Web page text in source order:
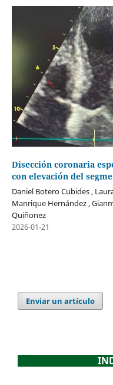
Disección coronaria
con elevación del
Daniel Botero Cubides ,
Manrique Hernández ,
Quiñonez
2026-01-21
Enviar un artículo